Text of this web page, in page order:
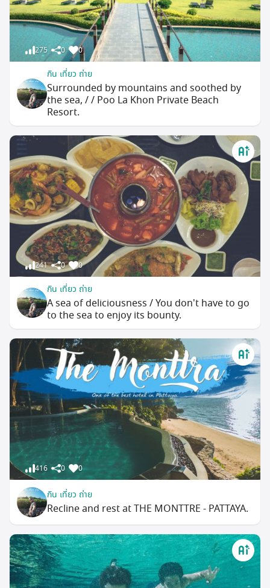
275 0 0
กิน เที่ยว ถ่าย
Surrounded by mountains and soothed by
the sea, / / Poo La Khon Private Beach
Resort.
241 0 0
กิน เที่ยว ถ่าย
A sea of deliciousness / You don't have to go
to the sea to enjoy its bounty.
416 0 0
กิน เที่ยว ถ่าย
Recline and rest at THE MONTTRE - PATTAYA.